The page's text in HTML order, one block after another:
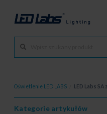
Oświetlenie LED LABS LED Labs
Kategorie artykułów